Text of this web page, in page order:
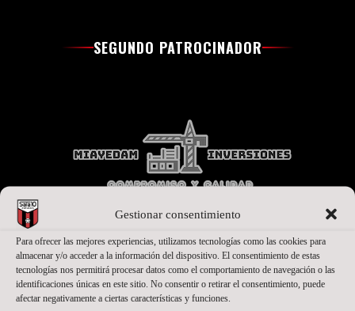
Gestionar consentimiento
Para ofrecer las mejores experiencias, utilizamos tecnologías como las cookies para
almacenar y/o acceder a la información del dispositivo. El consentimiento de estas
tecnologías nos permitirá procesar datos como el comportamiento de navegación o las
identificaciones únicas en este sitio. No consentir o retirar el consentimiento, puede
afectar negativamente a ciertas características y funciones.
SEGUNDO PATROCINADOR
PATROCINADORES OFICIALES PREMIUM